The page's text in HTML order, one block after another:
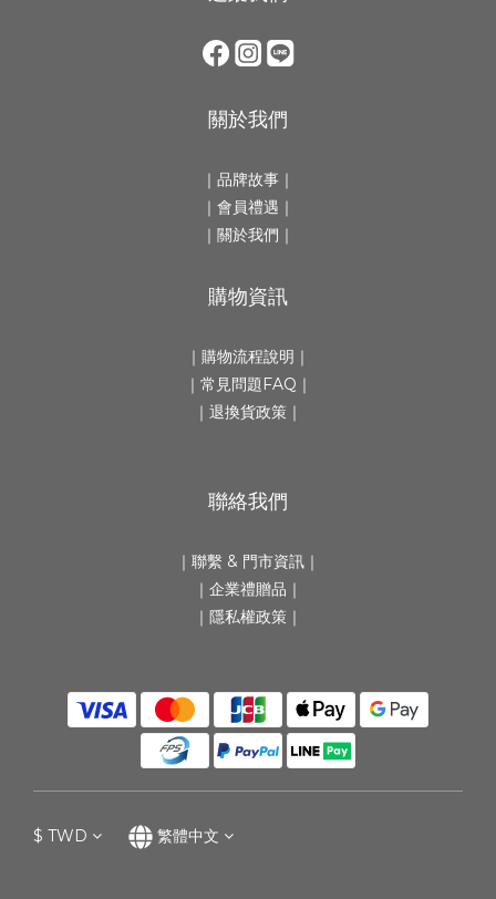
關於我們
｜ 品牌故事 ｜
｜會員禮遇｜
｜ 關於我們 ｜
購物資訊
｜ 購物流程說明 ｜
｜ 常見問題FAQ ｜
｜ 退換貨政策 ｜
聯絡我們
｜ 聯繫 & 門市資訊 ｜
｜ 企業禮贈品 ｜
｜隱私權政策｜
$ TWD 繁體中文